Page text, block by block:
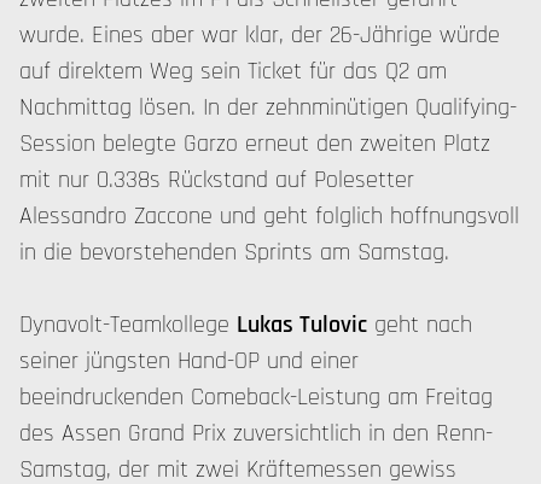
wurde. Eines aber war klar, der 26-Jährige würde
auf direktem Weg sein Ticket für das Q2 am
Nachmittag lösen. In der zehnminütigen Qualifying-
Session belegte Garzo erneut den zweiten Platz
mit nur 0.338s Rückstand auf Polesetter
Alessandro Zaccone und geht folglich hoffnungsvoll
in die bevorstehenden Sprints am Samstag.
Dynavolt-Teamkollege Lukas Tulovic geht nach
seiner jüngsten Hand-OP und einer
beeindruckenden Comeback-Leistung am Freitag
des Assen Grand Prix zuversichtlich in den Renn-
Samstag, der mit zwei Kräftemessen gewiss